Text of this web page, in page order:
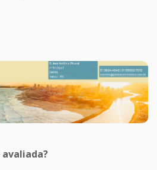
avaliada?